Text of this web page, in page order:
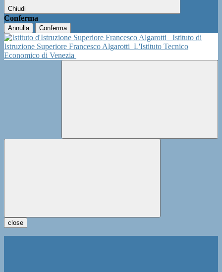
Chiudi
Conferma
Annulla Conferma
Istituto di
Istruzione Superiore Francesco Algarotti L'Istituto Tecnico
Economico di Venezia
close